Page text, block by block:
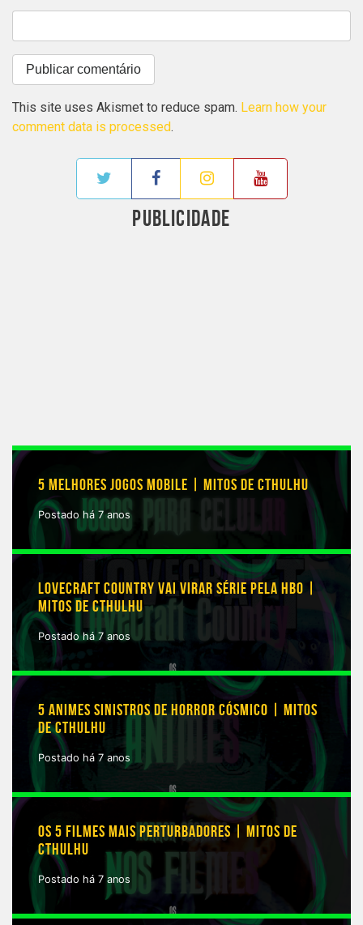
This site uses Akismet to reduce spam. Learn how your
comment data is processed.
PUBLICIDADE
5 MELHORES JOGOS MOBILE | MITOS DE CTHULHU
Postado há 7 anos
LOVECRAFT COUNTRY VAI VIRAR SÉRIE PELA HBO |
MITOS DE CTHULHU
Postado há 7 anos
5 ANIMES SINISTROS DE HORROR CÓSMICO | MITOS
DE CTHULHU
Postado há 7 anos
OS 5 FILMES MAIS PERTURBADORES | MITOS DE
CTHULHU
Postado há 7 anos